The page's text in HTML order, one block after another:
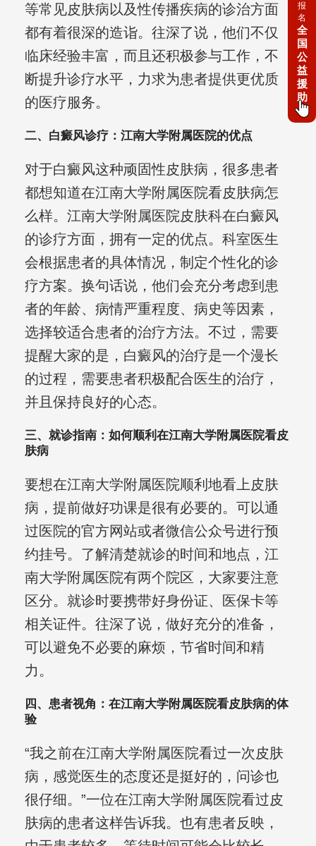
等常见皮肤病以及性传播疾病的诊治方面
都有着很深的造诣。往深了说，他们不仅
临床经验丰富，而且还积极参与工作，不
断提升诊疗水平，力求为患者提供更优质
的医疗服务。
二、白癜风诊疗：江南大学附属医院的优点
对于白癜风这种顽固性皮肤病，很多患者
都想知道在江南大学附属医院看皮肤病怎
么样。江南大学附属医院皮肤科在白癜风
的诊疗方面，拥有一定的优点。科室医生
会根据患者的具体情况，制定个性化的诊
疗方案。换句话说，他们会充分考虑到患
者的年龄、病情严重程度、病史等因素，
选择较适合患者的治疗方法。不过，需要
提醒大家的是，白癜风的治疗是一个漫长
的过程，需要患者积极配合医生的治疗，
并且保持良好的心态。
三、就诊指南：如何顺利在江南大学附属医院看皮
肤病
要想在江南大学附属医院顺利地看上皮肤
病，提前做好功课是很有必要的。可以通
过医院的官方网站或者微信公众号进行预
约挂号。了解清楚就诊的时间和地点，江
南大学附属医院有两个院区，大家要注意
区分。就诊时要携带好身份证、医保卡等
相关证件。往深了说，做好充分的准备，
可以避免不必要的麻烦，节省时间和精
力。
四、患者视角：在江南大学附属医院看皮肤病的体
验
“我之前在江南大学附属医院看过一次皮肤
病，感觉医生的态度还是挺好的，问诊也
很仔细。”一位在江南大学附属医院看过皮
肤病的患者这样告诉我。也有患者反映，
报
名
全
国
公
益
援
助